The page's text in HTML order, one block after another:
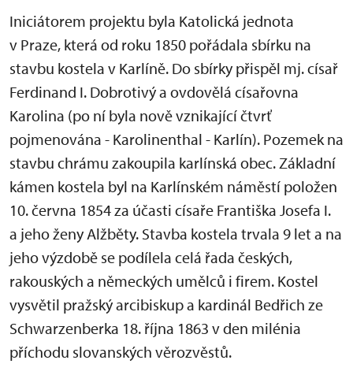
Iniciátorem projektu byla Katolická jednota
v Praze, která od roku 1850 pořádala sbírku na
stavbu kostela v Karlíně. Do sbírky přispěl mj. císař
Ferdinand I. Dobrotivý a ovdovělá císařovna
Karolina (po ní byla nově vznikající čtvrť
pojmenována - Karolinenthal - Karlín). Pozemek na
stavbu chrámu zakoupila karlínská obec. Základní
kámen kostela byl na Karlínském náměstí položen
10. června 1854 za účasti císaře Františka Josefa I.
a jeho ženy Alžběty. Stavba kostela trvala 9 let a na
jeho výzdobě se podílela celá řada českých,
rakouských a německých umělců i firem. Kostel
vysvětil pražský arcibiskup a kardinál Bedřich ze
Schwarzenberka 18. října 1863 v den milénia
příchodu slovanských věrozvěstů.